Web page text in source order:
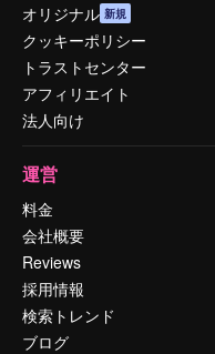
オリジナル 新規
クッキーポリシー
トラストセンター
アフィリエイト
法人向け
運営
料金
会社概要
Reviews
採用情報
検索トレンド
ブログ